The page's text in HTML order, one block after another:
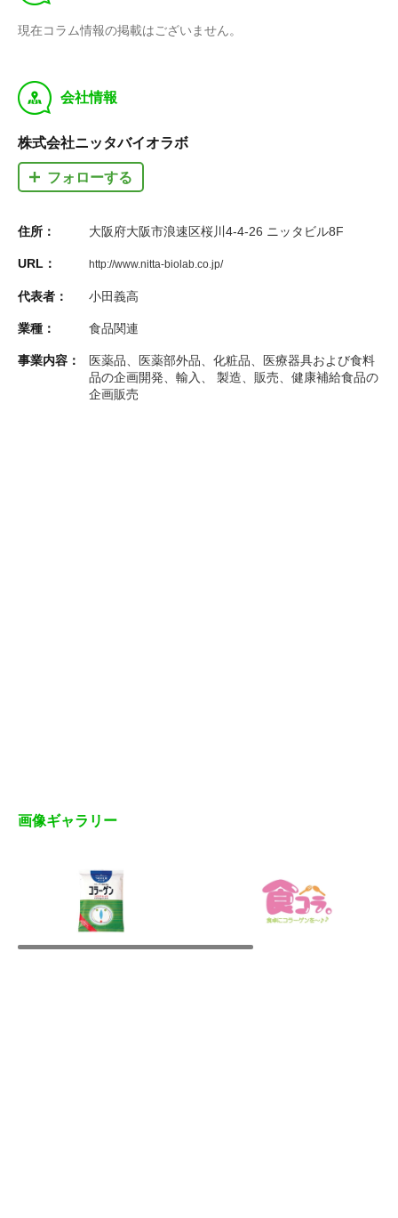
現在コラム情報の掲載はございません。
y 会社情報
株式会社ニッタバイオラボ
フォローする
住所： 大阪府大阪市浪速区桜川4-4-26 ニッタビル8F
URL： http://www.nitta-biolab.co.jp/
代表者： 小田義高
業種： 食品関連
事業内容：
医薬品、医薬部外品、化粧品、医療器具および食料
品の企画開発、輸入、 製造、販売、健康補給食品の
企画販売
画像ギャラリー